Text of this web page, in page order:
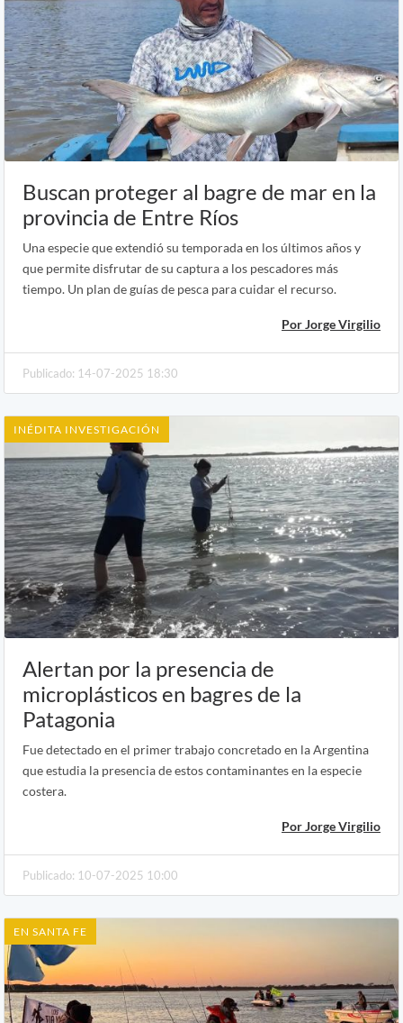
Buscan proteger al bagre de mar en la
provincia de Entre Ríos
Una especie que extendió su temporada en los últimos años y
que permite disfrutar de su captura a los pescadores más
tiempo. Un plan de guías de pesca para cuidar el recurso.
Por Jorge Virgilio
Publicado: 14-07-2025 18:30
INÉDITA INVESTIGACIÓN
Alertan por la presencia de
microplásticos en bagres de la
Patagonia
Fue detectado en el primer trabajo concretado en la Argentina
que estudia la presencia de estos contaminantes en la especie
costera.
Por Jorge Virgilio
Publicado: 10-07-2025 10:00
EN SANTA FE